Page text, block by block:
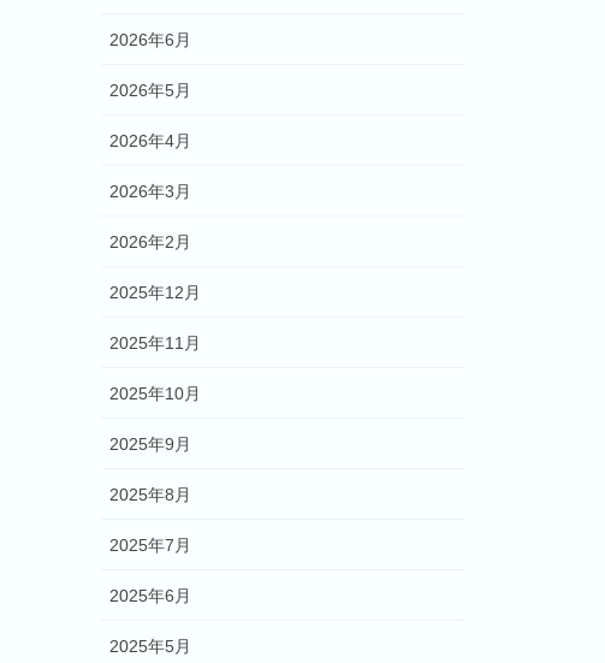
2026年6月
2026年5月
2026年4月
2026年3月
2026年2月
2025年12月
2025年11月
2025年10月
2025年9月
2025年8月
2025年7月
2025年6月
2025年5月